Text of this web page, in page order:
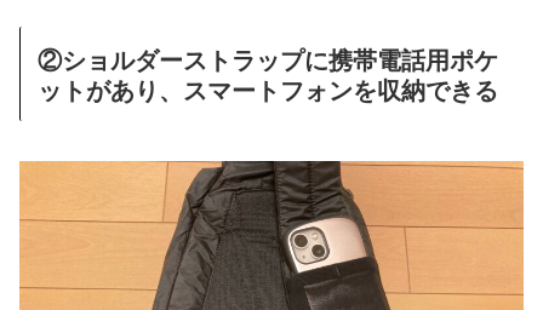
②ショルダーストラップに携帯電話用ポケ
ットがあり、スマートフォンを収納できる